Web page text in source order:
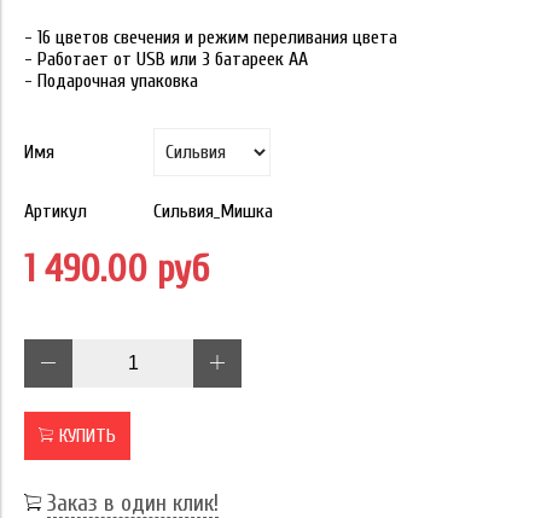
- 16 цветов свечения и режим переливания цвета
- Работает от USB или 3 батареек АА
- Подарочная упаковка
Имя
Артикул Сильвия_Мишка
1 490.00 руб
КУПИТЬ
Заказ в один клик!